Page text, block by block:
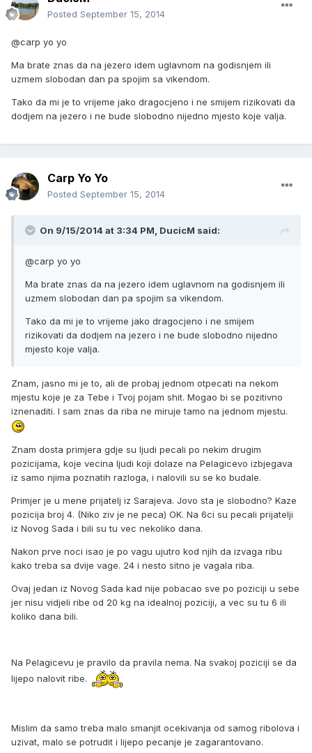
Posted September 15, 2014
@carp yo yo
Ma brate znas da na jezero idem uglavnom na godisnjem ili
uzmem slobodan dan pa spojim sa vikendom.
Tako da mi je to vrijeme jako dragocjeno i ne smijem rizikovati da
dodjem na jezero i ne bude slobodno nijedno mjesto koje valja.
Carp Yo Yo
Posted September 15, 2014
On 9/15/2014 at 3:34 PM, DucicM said:
@carp yo yo
Ma brate znas da na jezero idem uglavnom na godisnjem ili
uzmem slobodan dan pa spojim sa vikendom.
Tako da mi je to vrijeme jako dragocjeno i ne smijem
rizikovati da dodjem na jezero i ne bude slobodno nijedno
mjesto koje valja.
Znam, jasno mi je to, ali de probaj jednom otpecati na nekom
mjestu koje je za Tebe i Tvoj pojam shit. Mogao bi se pozitivno
iznenaditi. I sam znas da riba ne miruje tamo na jednom mjestu.
Znam dosta primjera gdje su ljudi pecali po nekim drugim
pozicijama, koje vecina ljudi koji dolaze na Pelagicevo izbjegava
iz samo njima poznatih razloga, i nalovili su se ko budale.
Primjer je u mene prijatelj iz Sarajeva. Jovo sta je slobodno? Kaze
pozicija broj 4. (Niko ziv je ne peca) OK. Na 6ci su pecali prijatelji
iz Novog Sada i bili su tu vec nekoliko dana.
Nakon prve noci isao je po vagu ujutro kod njih da izvaga ribu
kako treba sa dvije vage. 24 i nesto sitno je vagala riba.
Ovaj jedan iz Novog Sada kad nije pobacao sve po poziciji u sebe
jer nisu vidjeli ribe od 20 kg na idealnoj poziciji, a vec su tu 6 ili
koliko dana bili.
Na Pelagicevu je pravilo da pravila nema. Na svakoj poziciji se da
lijepo nalovit ribe.
Mislim da samo treba malo smanjit ocekivanja od samog ribolova i
uzivat, malo se potrudit i lijepo pecanje je zagarantovano.